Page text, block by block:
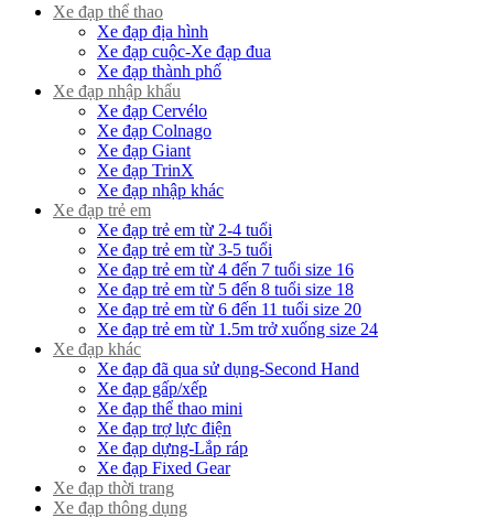
Xe đạp thể thao
Xe đạp địa hình
Xe đạp cuộc-Xe đạp đua
Xe đạp thành phố
Xe đạp nhập khẩu
Xe đạp Cervélo
Xe đạp Colnago
Xe đạp Giant
Xe đạp TrinX
Xe đạp nhập khác
Xe đạp trẻ em
Xe đạp trẻ em từ 2-4 tuổi
Xe đạp trẻ em từ 3-5 tuổi
Xe đạp trẻ em từ 4 đến 7 tuổi size 16
Xe đạp trẻ em từ 5 đến 8 tuổi size 18
Xe đạp trẻ em từ 6 đến 11 tuổi size 20
Xe đạp trẻ em từ 1.5m trở xuống size 24
Xe đạp khác
Xe đạp đã qua sử dụng-Second Hand
Xe đạp gấp/xếp
Xe đạp thể thao mini
Xe đạp trợ lực điện
Xe đạp dựng-Lắp ráp
Xe đạp Fixed Gear
Xe đạp thời trang
Xe đạp thông dụng